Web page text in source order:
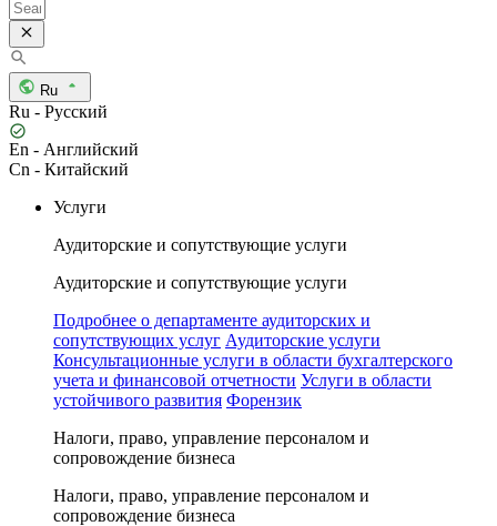
Ru
Ru - Русский
En - Английский
Cn - Китайский
Услуги
Аудиторские и сопутствующие услуги
Аудиторские и сопутствующие услуги
Подробнее о департаменте аудиторских и
сопутствующих услуг Аудиторские услуги
Консультационные услуги в области бухгалтерского
учета и финансовой отчетности Услуги в области
устойчивого развития Форензик
Налоги, право, управление персоналом и
сопровождение бизнеса
Налоги, право, управление персоналом и
сопровождение бизнеса